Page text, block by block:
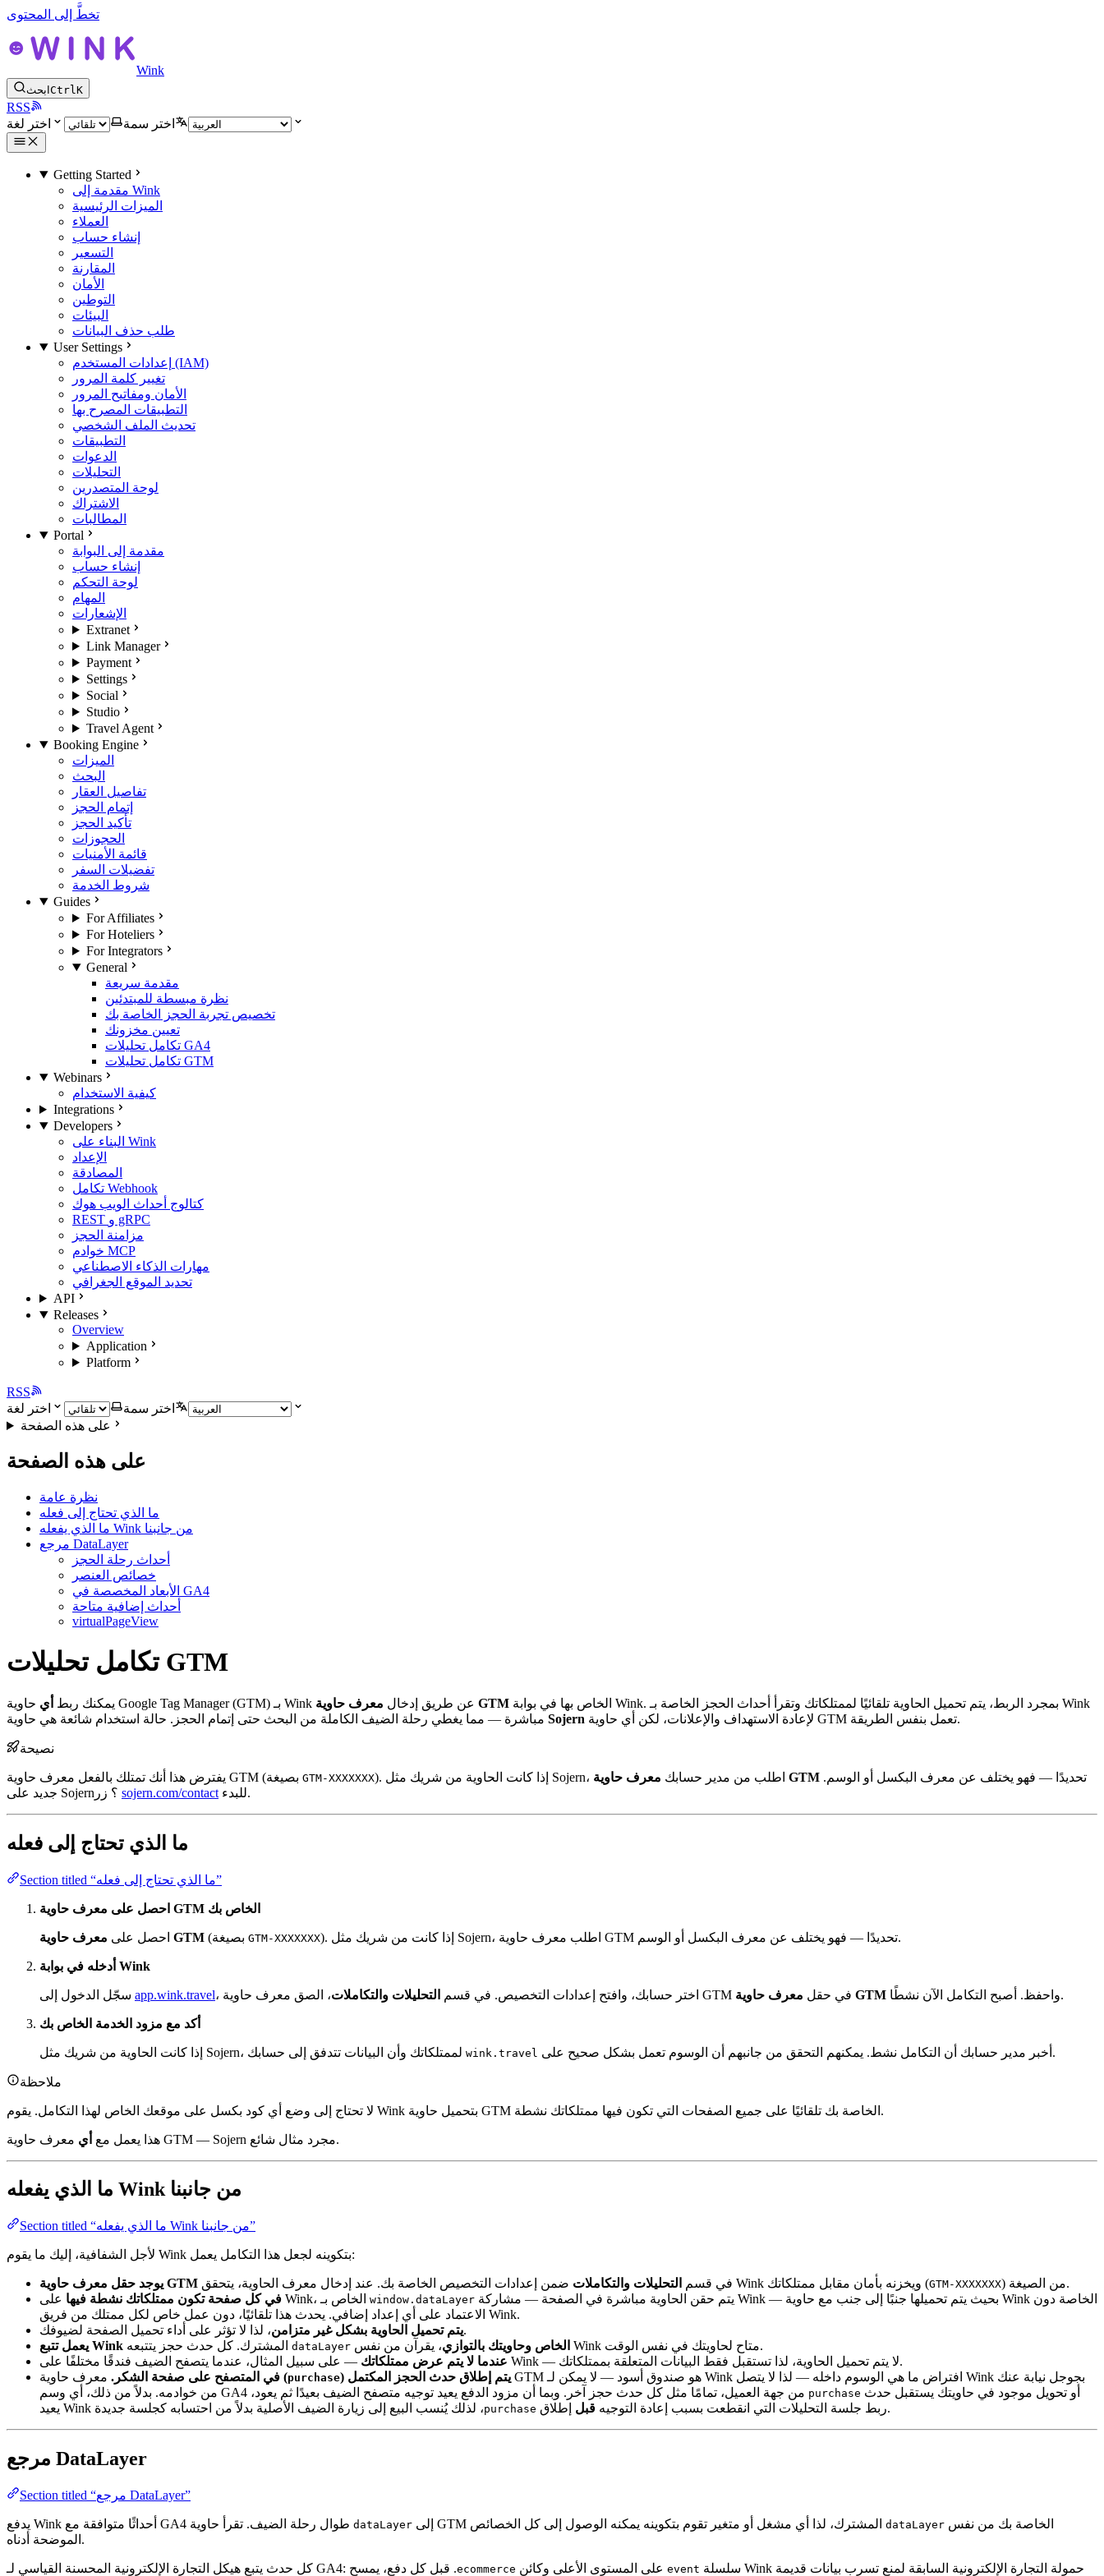
تخطَّ إلى المحتوى
Wink
ابحث CtrlK
RSS
اختر سمة
اختر لغة
Getting Started
مقدمة إلى Wink
الميزات الرئيسية
العملاء
إنشاء حساب
التسعير
المقارنة
الأمان
التوطين
البيئات
طلب حذف البيانات
User Settings
إعدادات المستخدم (IAM)
تغيير كلمة المرور
الأمان ومفاتيح المرور
التطبيقات المصرح بها
تحديث الملف الشخصي
التطبيقات
الدعوات
التحليلات
لوحة المتصدرين
الاشتراك
المطالبات
Portal
مقدمة إلى البوابة
إنشاء حساب
لوحة التحكم
المهام
الإشعارات
Extranet
Link Manager
Payment
Settings
Social
Studio
Travel Agent
Booking Engine
الميزات
البحث
تفاصيل العقار
إتمام الحجز
تأكيد الحجز
الحجوزات
قائمة الأمنيات
تفضيلات السفر
شروط الخدمة
Guides
For Affiliates
For Hoteliers
For Integrators
General
مقدمة سريعة
نظرة مبسطة للمبتدئين
تخصيص تجربة الحجز الخاصة بك
تعيين مخزونك
تكامل تحليلات GA4
تكامل تحليلات GTM
Webinars
كيفية الاستخدام
Integrations
Developers
البناء على Wink
الإعداد
المصادقة
تكامل Webhook
كتالوج أحداث الويب هوك
REST و gRPC
مزامنة الحجز
خوادم MCP
مهارات الذكاء الاصطناعي
تحديد الموقع الجغرافي
API
Releases
Overview
Application
Platform
RSS
اختر سمة
اختر لغة
على هذه الصفحة
على هذه الصفحة
نظرة عامة
ما الذي تحتاج إلى فعله
ما الذي يفعله Wink من جانبنا
مرجع DataLayer
أحداث رحلة الحجز
خصائص العنصر
الأبعاد المخصصة في GA4
أحداث إضافية متاحة
virtualPageView
تكامل تحليلات GTM
يمكنك ربط أي حاوية Google Tag Manager (GTM) بـ Wink عن طريق إدخال معرف حاوية GTM
Sojern لإعادة الاستهداف والإعلانات، لكن أي حاوية GTM تعمل بنفس الطريقة.
نصيحة
GTM-XXXXXXX ). إذا كانت الحاوية من شريك مثل Sojern، اطلب من مدير حسابك معرف حاوية GTM
sojern.com/contact للبدء.
ما الذي تحتاج إلى فعله
Section titled “ما الذي تحتاج إلى فعله”
احصل على معرف حاوية GTM الخاص بك
احصل على معرف حاوية GTM GTM-XXXXXXX ). إذا كانت من شريك مثل Sojern، اطلب معرف حاوية GTM تحديدًا — فهو يختلف عن معرف البكسل أو الوسم.
أدخله في بوابة Wink
app.wink.travel ، اختر حسابك، وافتح إعدادات التخصيص. في قسم التحليلات والتكاملات ، الصق معرف حاوية GTM في حقل معرف حاوية GTM واحفظ. أصبح التكامل الآن نشطًا.
أكد مع مزود الخدمة الخاص بك
إذا كانت الحاوية من شريك مثل Sojern، أخبر مدير حسابك أن التكامل نشط. يمكنهم التحقق من جانبهم أن الوسوم تعمل بشكل صحيح على wink.travel لممتلكاتك وأن البيانات تتدفق إلى حسابك.
ملاحظة
لا تحتاج إلى وضع أي كود بكسل على موقعك الخاص لهذا التكامل. يقوم Wink بتحميل حاوية GTM الخاصة بك تلقائيًا على جميع الصفحات التي تكون فيها ممتلكاتك نشطة.
هذا يعمل مع أي معرف حاوية GTM — Sojern مجرد مثال شائع.
ما الذي يفعله Wink من جانبنا
Section titled “ما الذي يفعله Wink من جانبنا”
لأجل الشفافية، إليك ما يقوم Wink بتكوينه لجعل هذا التكامل يعمل:
يوجد حقل معرف حاوية GTM في قسم التحليلات والتكاملات ضمن إعدادات التخصيص الخاصة بك. عند إدخال معرف الحاوية، يتحقق Wink من الصيغة (GTM-XXXXXXX
) ويخزنه بأمان مقابل ممتلكاتك.
في كل صفحة تكون ممتلكاتك نشطة فيها
على Wink، يتم حقن الحاوية مباشرة في الصفحة — مشاركة window.dataLayer الخاص بـ Wink — بحيث يتم تحميلها جنبًا إلى جنب مع حاوية Wink الخاصة دون
الاعتماد على أي إعداد إضافي. يحدث هذا تلقائيًا، دون عمل خاص لكل ممتلك من فريق Wink.
يتم تحميل الحاوية بشكل غير متزامن، لذا لا تؤثر على أداء تحميل الصفحة لضيوفك.
يعمل تتبع Wink الخاص وحاويتك بالتوازي، يقرآن من نفس dataLayer
المشترك. كل حدث حجز يتتبعه Wink متاح لحاويتك في نفس الوقت.
عندما لا يتم عرض ممتلكاتك
— على سبيل المثال، عندما يتصفح الضيف فندقًا مختلفًا على Wink — لا يتم تحميل الحاوية، لذا تستقبل فقط البيانات المتعلقة بممتلكاتك.
يتم إطلاق حدث الحجز المكتمل (purchase) في المتصفح على صفحة الشكر. معرف حاوية GTM هو صندوق أسود — لا يمكن لـ Wink افتراض ما هي الوسوم داخله — لذا لا يتصل Wink بجوجل نيابة عنك
من خوادمه. بدلاً من ذلك، أي وسم GA4 أو تحويل موجود في حاويتك يستقبل حدث purchase من جهة العميل، تمامًا مثل كل حدث حجز آخر. وبما أن مزود الدفع يعيد توجيه متصفح الضيف بعيدًا ثم يعود،
يعيد Wink ربط جلسة التحليلات التي انقطعت بسبب إعادة التوجيه قبل إطلاق purchase ، لذلك يُنسب البيع إلى زيارة الضيف الأصلية بدلاً من احتسابه كجلسة جديدة.
مرجع DataLayer
Section titled “مرجع DataLayer”
يدفع Wink أحداثًا متوافقة مع GA4 إلى dataLayer طوال رحلة الضيف. تقرأ حاوية GTM الخاصة بك من نفس dataLayer المشترك، لذا أي مشغل أو متغير تقوم بتكوينه يمكنه الوصول إلى كل الخصائص
الموضحة أدناه.
كل حدث يتبع هيكل التجارة الإلكترونية المحسنة القياسي لـ GA4: سلسلة event على المستوى الأعلى وكائن ecommerce. قبل كل دفع، يمسح Wink حمولة التجارة الإلكترونية السابقة لمنع تسرب بيانات قديمة